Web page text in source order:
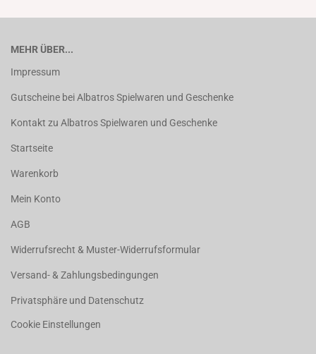
MEHR ÜBER...
Impressum
Gutscheine bei Albatros Spielwaren und Geschenke
Kontakt zu Albatros Spielwaren und Geschenke
Startseite
Warenkorb
Mein Konto
AGB
Widerrufsrecht & Muster-Widerrufsformular
Versand- & Zahlungsbedingungen
Privatsphäre und Datenschutz
Cookie Einstellungen